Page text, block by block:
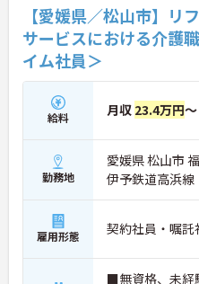
【愛媛県／松山市】
サービスにおける介護
イム社員＞
給料 月収 23.4万円～
勤務地
愛媛県 松山市
伊予鉄道高浜
雇用形態 契約社員・嘱託
■無資格、未経